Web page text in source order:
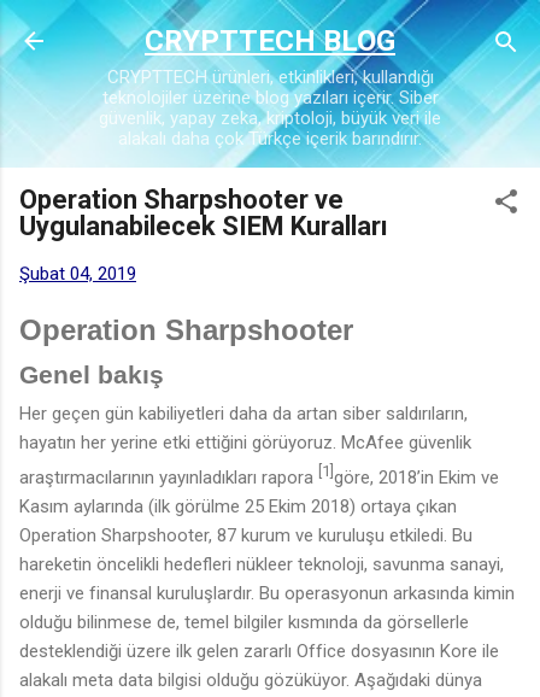
Ana içeriğe atla
CRYPTTECH BLOG
CRYPTTECH ürünleri, etkinlikleri, kullandığı
teknolojiler üzerine blog yazıları içerir. Siber
güvenlik, yapay zeka, kriptoloji, büyük veri ile
alakalı daha çok Türkçe içerik barındırır.
Operation Sharpshooter ve
Uygulanabilecek SIEM Kuralları
Şubat 04, 2019
Operation Sharpshooter
Genel bakış
Her geçen gün kabiliyetleri daha da artan siber saldırıların,
hayatın her yerine etki ettiğini görüyoruz. McAfee güvenlik
araştırmacılarının yayınladıkları rapora [1]göre, 2018’in Ekim ve
Kasım aylarında (ilk görülme 25 Ekim 2018) ortaya çıkan
Operation Sharpshooter, 87 kurum ve kuruluşu etkiledi. Bu
hareketin öncelikli hedefleri nükleer teknoloji, savunma sanayi,
enerji ve finansal kuruluşlardır. Bu operasyonun arkasında kimin
olduğu bilinmese de, temel bilgiler kısmında da görsellerle
desteklendiği üzere ilk gelen zararlı Office dosyasının Kore ile
alakalı meta data bilgisi olduğu gözüküyor. Aşağıdaki dünya